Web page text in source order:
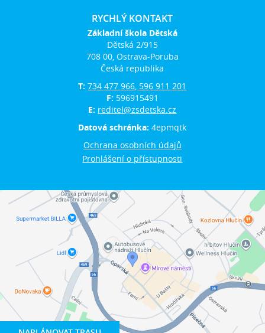
RYCHLÝ KONTAKT
Základní škola Dětská
Dětská 2/915
708 00, Ostrava-Poruba
Česká republika
T:734 477 966, 596 911 201
F: 596915491
E: reditel@zsdetska.cz
Datová schránka:4epmqtk
Ochrana osobních údajů
Prohlášení o přístupnosti